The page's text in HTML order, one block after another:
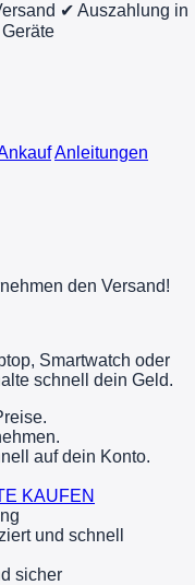
✔ Auszahlung in
Anleitungen
den Versand!
Smartwatch oder
schnell dein Geld.
auf dein Konto.
KAUFEN
und schnell
sicher